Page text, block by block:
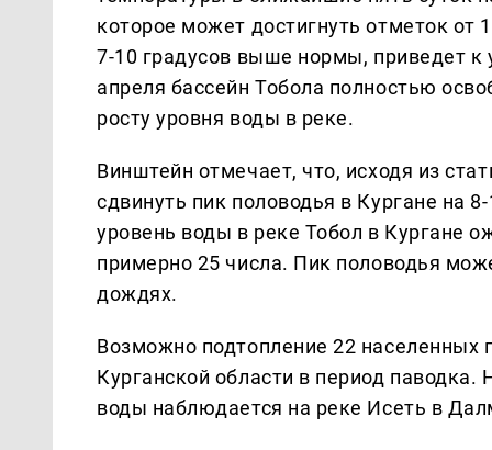
которое может достигнуть отметок от
7-10 градусов выше нормы, приведет к
апреля бассейн Тобола полностью
росту уровня воды в реке.
Винштейн отмечает, что, исходя из
сдвинуть пик половодья в Кургане на
уровень воды в реке Тобол в Кургане
примерно 25 числа. Пик половодья
дождях.
Возможно подтопление 22 населенных
Курганской области в период
воды наблюдается на реке Исеть в